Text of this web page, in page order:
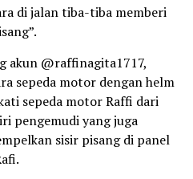
di jalan tiba-tiba memberi
akun @raffinagita1717,
sepeda motor dengan helm
sepeda motor Raffi dari
pengemudi yang juga
sisir pisang di panel